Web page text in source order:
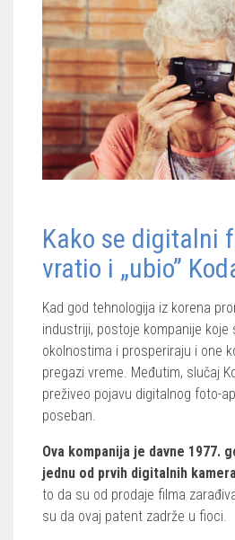
Kako se digitalni
vratio i „ubio”
Kad god tehnologija iz korena
industriji, postoje kompanije koje
okolnostima i prosperiraju i one
pregazi vreme. Međutim, slučaj
preživeo pojavu digitalnog foto-
poseban.
Ova kompanija je davne 1977.
jednu od prvih digitalnih
to da su od prodaje filma
su da ovaj patent zadrže u fioci.